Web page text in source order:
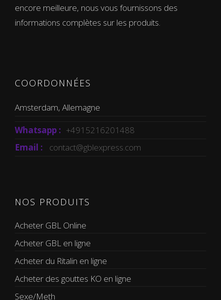
encore meilleure, nous vous fournissons des
informations complètes sur les produits.
COORDONNÉES
Amsterdam, Allemagne
Whatsapp : +4915216201488
Email :
contact@gblexpress.com
NOS PRODUITS
Acheter GBL Online
Acheter GBL en ligne
Acheter du Ritalin en ligne
Acheter des gouttes KO en ligne
Sexe/Meth